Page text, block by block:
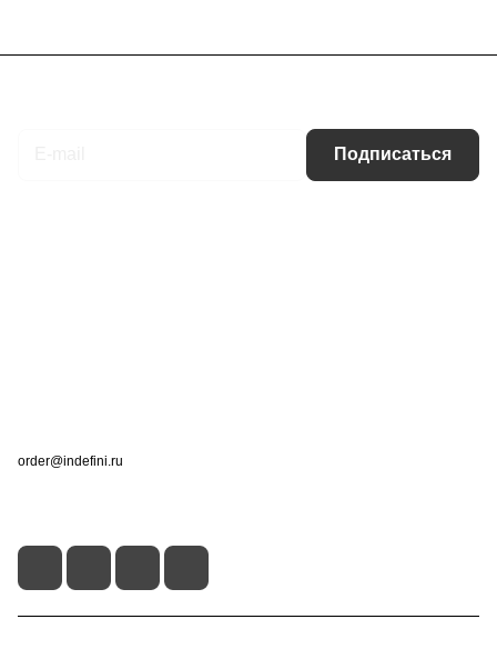
Подписаться
order@indefini.ru